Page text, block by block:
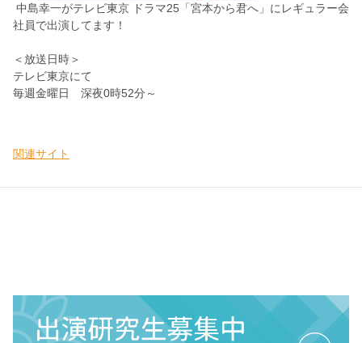
中島幸一がテレビ東京 ドラマ25「宮本から君へ」にレギュラー会
社員で出演してます！
＜放送日時＞
テレビ東京にて
毎週金曜日 深夜0時52分～
関連サイト